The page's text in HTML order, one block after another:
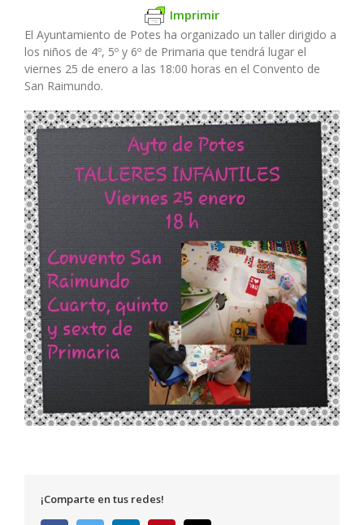
Imprimir
El Ayuntamiento de Potes ha organizado un taller dirigido a
los niños de 4º, 5º y 6º de Primaria que tendrá lugar el
viernes 25 de enero a las 18:00 horas en el Convento de
San Raimundo.
¡Comparte en tus redes!